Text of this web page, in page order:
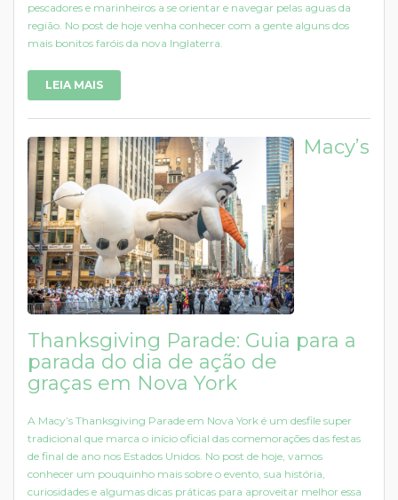
pescadores e marinheiros a se orientar e navegar pelas aguas da
região. No post de hoje venha conhecer com a gente alguns dos
mais bonitos faróis da nova Inglaterra.
LEIA MAIS
Macy’s
Thanksgiving Parade: Guia para a
parada do dia de ação de
graças em Nova York
A Macy’s Thanksgiving Parade em Nova York é um desfile super
tradicional que marca o início oficial das comemorações das festas
de final de ano nos Estados Unidos. No post de hoje, vamos
conhecer um pouquinho mais sobre o evento, sua história,
curiosidades e algumas dicas práticas para aproveitar melhor essa